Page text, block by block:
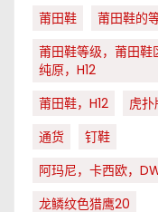
莆田鞋
莆田鞋的
莆田鞋等级，莆田鞋
纯原，H12
莆田鞋，H12
虎扑
通货
钉鞋
阿玛尼，卡西欧，
龙鳞纹色猎鹰20